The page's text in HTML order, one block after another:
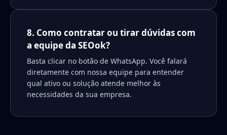
8. Como contratar ou tirar dúvidas com
a equipe da SEOok?
Basta clicar no botão de WhatsApp. Você falará
diretamente com nossa equipe para entender
qual ativo ou solução atende melhor às
necessidades da sua empresa.